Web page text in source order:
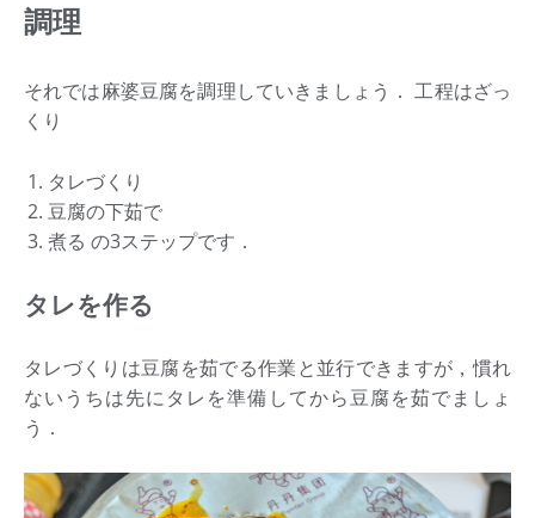
調理
それでは麻婆豆腐を調理していきましょう． 工程はざっ
くり
タレづくり
豆腐の下茹で
煮る の3ステップです．
タレを作る
タレづくりは豆腐を茹でる作業と並行できますが，慣れ
ないうちは先にタレを準備してから豆腐を茹でましょ
う．